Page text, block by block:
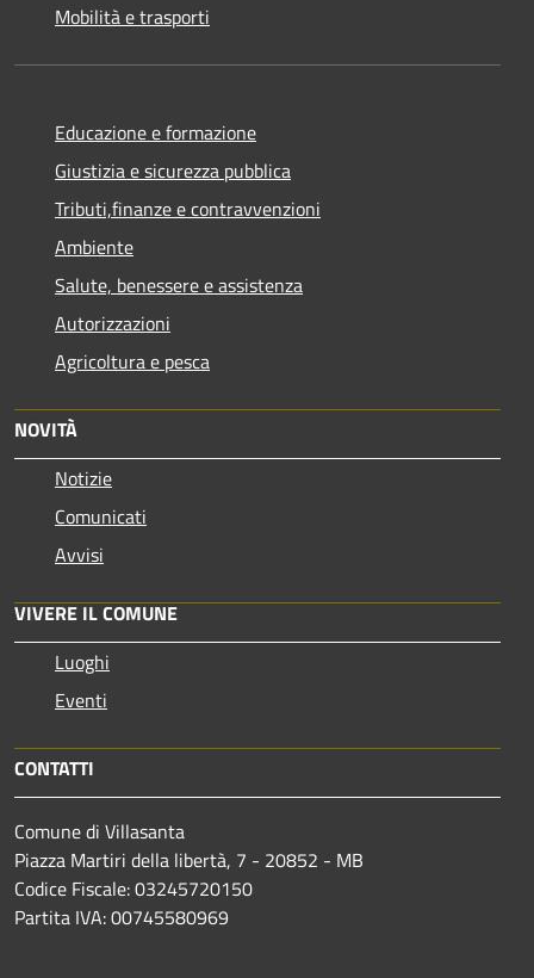
Mobilità e trasporti
Educazione e formazione
Giustizia e sicurezza pubblica
Tributi,finanze e contravvenzioni
Ambiente
Salute, benessere e assistenza
Autorizzazioni
Agricoltura e pesca
NOVITÀ
Notizie
Comunicati
Avvisi
VIVERE IL COMUNE
Luoghi
Eventi
CONTATTI
Comune di Villasanta
Piazza Martiri della libertà, 7 - 20852 - MB
Codice Fiscale: 03245720150
Partita IVA: 00745580969